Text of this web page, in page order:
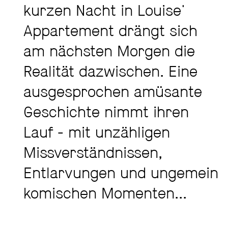
kurzen Nacht in Louise'
Appartement drängt sich
am nächsten Morgen die
Realität dazwischen. Eine
ausgesprochen amüsante
Geschichte nimmt ihren
Lauf - mit unzähligen
Missverständnissen,
Entlarvungen und ungemein
komischen Momenten...